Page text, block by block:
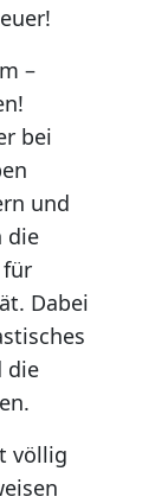
–
bei
und
die
Dabei
die
völlig